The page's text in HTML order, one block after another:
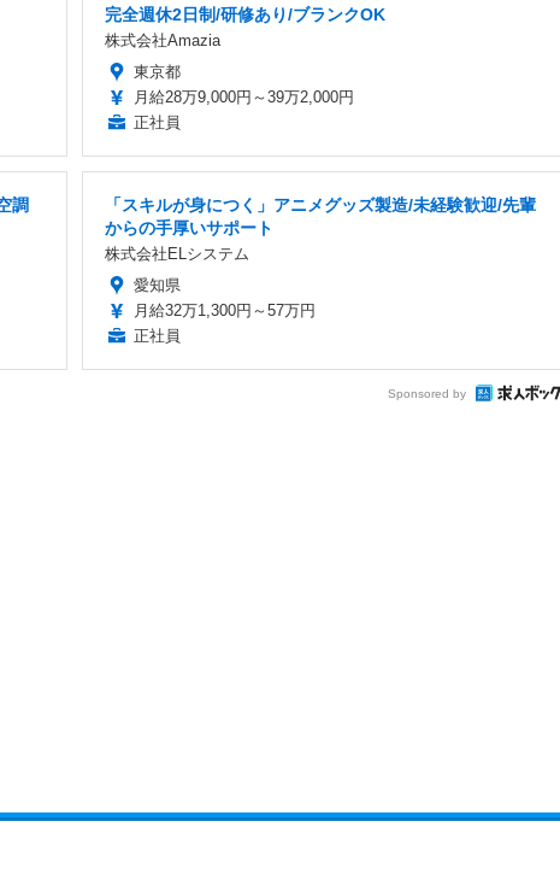
完全週休2日制/研修あり/ブランクOK
株式会社Amazia
東京都
月給28万9,000円～39万2,000円
正社員
調
「スキルが身につく」アニメグッズ製造/未経験歓迎/先輩
からの手厚いサポート
株式会社ELシステム
愛知県
月給32万1,300円～57万円
正社員
Sponsored by